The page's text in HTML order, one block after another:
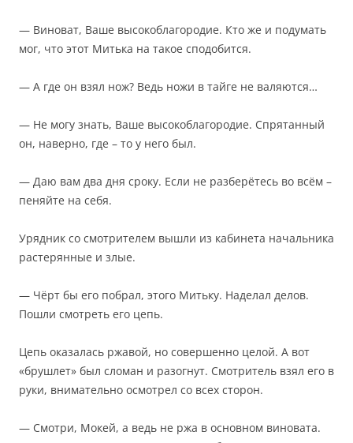
— Виноват, Ваше высокоблагородие. Кто же и подумать
мог, что этот Митька на такое сподобится.
— А где он взял нож? Ведь ножи в тайге не валяются…
— Не могу знать, Ваше высокоблагородие. Спрятанный
он, наверно, где – то у него был.
— Даю вам два дня сроку. Если не разберётесь во всём –
пеняйте на себя.
Урядник со смотрителем вышли из кабинета начальника
растерянные и злые.
— Чёрт бы его побрал, этого Митьку. Наделал делов.
Пошли смотреть его цепь.
Цепь оказалась ржавой, но совершенно целой. А вот
«брушлет» был сломан и разогнут. Смотритель взял его в
руки, внимательно осмотрел со всех сторон.
— Смотри, Мокей, а ведь не ржа в основном виновата.